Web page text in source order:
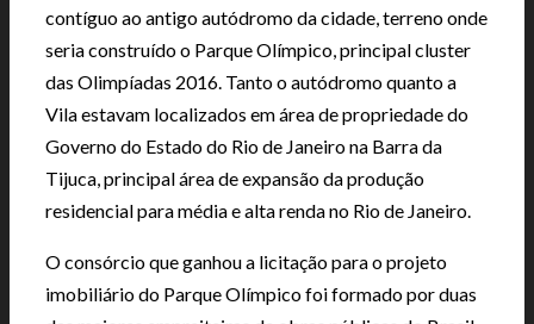
contíguo ao antigo autódromo da cidade, terreno onde
seria construído o Parque Olímpico, principal cluster
das Olimpíadas 2016. Tanto o autódromo quanto a
Vila estavam localizados em área de propriedade do
Governo do Estado do Rio de Janeiro na Barra da
Tijuca, principal área de expansão da produção
residencial para média e alta renda no Rio de Janeiro.
O consórcio que ganhou a licitação para o projeto
imobiliário do Parque Olímpico foi formado por duas